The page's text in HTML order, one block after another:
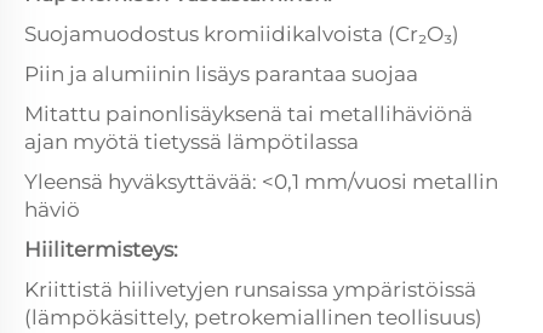
Suojamuodostus kromiidikalvoista (Cr₂O₃)
Piin ja alumiinin lisäys parantaa suojaa
Mitattu painonlisäyksenä tai metallihäviönä
ajan myötä tietyssä lämpötilassa
Yleensä hyväksyttävää: <0,1 mm/vuosi metallin
häviö
Hiilitermisteys:
Kriittistä hiilivetyjen runsaissa ympäristöissä
(lämpökäsittely, petrokemiallinen teollisuus)